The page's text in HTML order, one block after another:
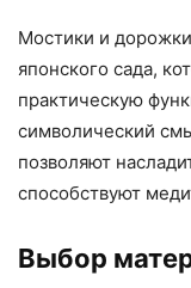
Мостики и
японского сада,
практическую
символический
позволяют
способствуют
Выбор